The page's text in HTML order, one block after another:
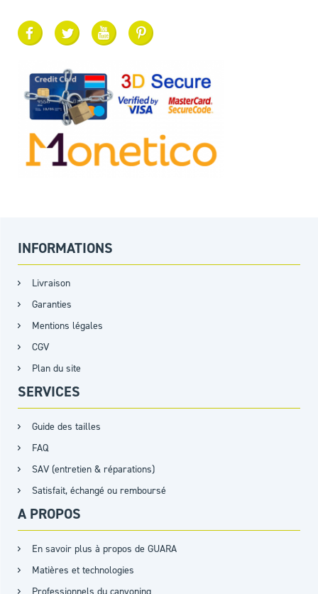
INFORMATIONS
Livraison
Garanties
Mentions légales
CGV
Plan du site
SERVICES
Guide des tailles
FAQ
SAV (entretien & réparations)
Satisfait, échangé ou remboursé
A PROPOS
En savoir plus à propos de GUARA
Matières et technologies